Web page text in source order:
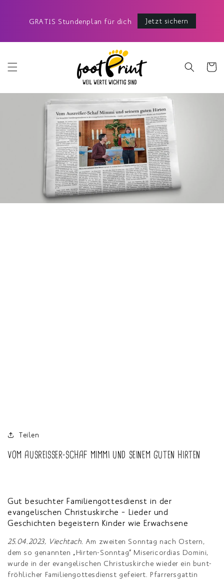
Direkt
Inhalt
Teilen
VOM AUSREISSER-SCHAF MIMMI UND SEINEM GUTEN HIRTEN
Gut besuchter Familiengottesdienst in der
evangelischen Christuskirche – Lieder und
Geschichten begeistern Kinder wie Erwachsene
25.04.2023, Viechtach. Am zweiten Sonntag nach Ostern,
dem so genannten „Hirten-Sonntag“ Misericordias Domini,
wurde in der evangelischen Christuskirche wieder ein bunt-
fröhlicher Familiengottesdienst gefeiert. Pfarrersgattin
GRATIS Stundenplan für dich Jetzt sichern